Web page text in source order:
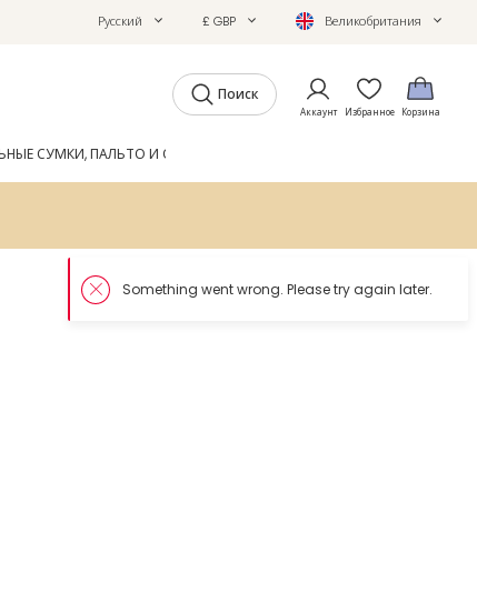
Русский £ GBP Великобритания
Поиск
Аккаунт Избранное Корзина
СУМКИ, ПАЛЬТО И ОБУВЬ